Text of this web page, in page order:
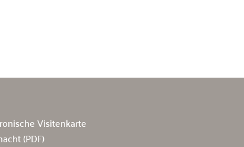
Visitenkarte
(PDF)